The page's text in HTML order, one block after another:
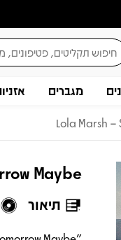
מגברים
Lola Marsh –
Maybe
תיאור